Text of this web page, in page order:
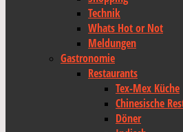
Technik
Whats Hot or Not
Meldungen
Gastronomie
Restaurants
Tex-Mex Küche
Chinesische
Döner